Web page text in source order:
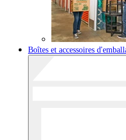
Boîtes et accessoires